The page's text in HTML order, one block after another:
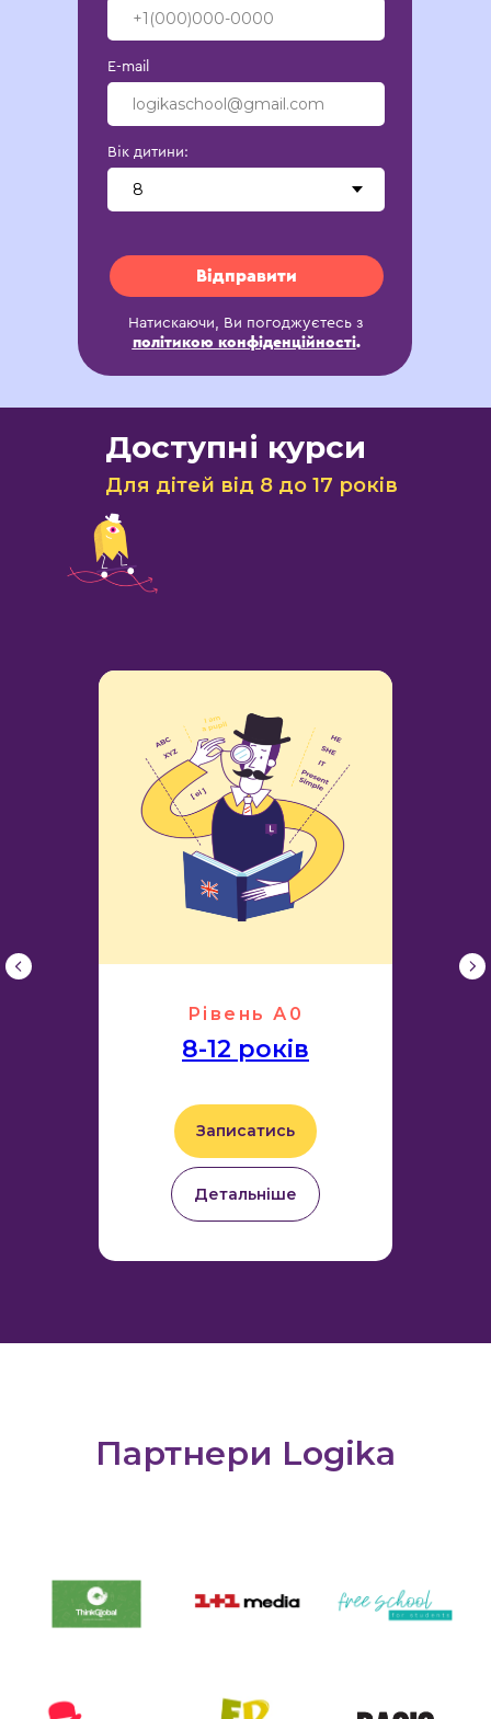
E-mail
Вік дитини:
Відправити
Натискаючи, Ви погоджуєтесь з
політикою конфіденційності.
Доступні курси
Для дітей від 8 до 17 років
Рівень А0
8-12 років
Записатись
Детальніше
Партнери Logika